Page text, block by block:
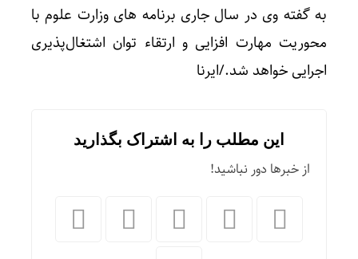
به گفته وی در سال جاری برنامه های وزارت علوم با
محوریت مهارت افزایی و ارتقاء توان اشتغال‌پذیری
اجرایی خواهد شد./ایرنا
این مطلب را به اشتراک بگذارید
از خبرها دور نباشید!